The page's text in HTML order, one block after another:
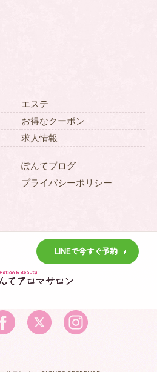
エステ
お得なクーポン
求人情報
ぽんてブログ
プライバシーポリシー
LINEで今すぐ予約